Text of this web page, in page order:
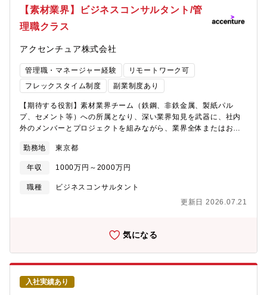
ル技術を活用したビジネスモデル革新■基幹システム刷新・データ
プラットフォームの構築■サーキュラーエコノミープラットフォー
ムの構築【ポジションの魅力】■国内唯一の化学業界専門コンサル
DX（R＆D・SCM・マーケ）の実現など、様々なサービスで支援
を行うため、幅広い経験を積むことができ、市場価値が高まりま
す。 ■クロスボーダー案件も多く、英語が得意な方は語学力を活
かすことができます。
【素材業界】ビジネスコンサルタント/管
理職クラス
アクセンチュア株式会社
管理職・マネージャー経験
リモートワーク可
フレックスタイム制度
副業制度あり
【期待する役割】素材業界チーム（鉄鋼、非鉄金属、製紙パル
プ、セメント等）への所属となり、深い業界知見を武器に、社内
外のメンバーとプロジェクトを組みながら、業界全体またはお客
実行をリードします。【業務詳細】下記のようなテーマに携わ
り、業界全体、お客様の変革を全面的に支援しています。■素材
（鉄鋼、非鉄金属、製紙パルプ、セメント等）業界の産業別成長
戦略■素材業界におけるグローバル戦略（市場開拓・グローバル
実行まで■素材業界におけるデジタル・トランスフォーメーション
や業界破壊（ディスラプション）に向けた戦略から実行まで【プ
ロジェクト事例】■企業価値向上・新規事業立ち上げ・企業価値向
上に向けた施策化、PDCA運営・新たな柱となる新規事業の立ち
上げ支援■デジタル営業＆マーケティング・顧客リサーチを高める
顧客エクスペリエンス向上・プライシング・ガバナンス・営業超
効率化（ハイパーセールスオートメーション）■サステナビリテ
勤務地 東京都
年収 1000万円～2000万円
職種
ビジネスコンサルタント
更新日 2026.07.21
気になる
入社実績あり